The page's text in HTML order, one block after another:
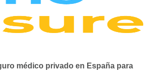
médico privado en España para